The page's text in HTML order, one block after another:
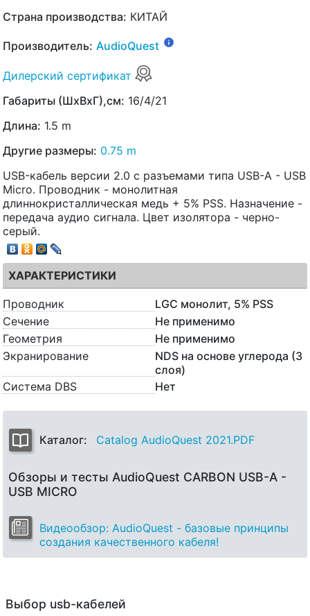
Страна производства: КИТАЙ
Производитель: AudioQuest
Дилерский сертификат
Габариты (ШхВхГ),см: 16/4/21
Длина: 1.5 m
Другие размеры: 0.75 m
USB-кабель версии 2.0 с разъемами типа USB-A - USB
Micro. Проводник - монолитная
длиннокристаллическая медь + 5% PSS. Назначение -
передача аудио сигнала. Цвет изолятора - черно-
серый.
ХАРАКТЕРИСТИКИ
Проводник
LGC монолит, 5% PSS
Сечение
Не применимо
Геометрия
Не применимо
Экранирование
NDS на основе углерода (3
слоя)
Система DBS
Нет
Каталог: Catalog AudioQuest 2021.PDF
Обзоры и тесты AudioQuest CARBON USB-A -
USB MICRO
Видеообзор: AudioQuest - базовые принципы
создания качественного кабеля!
Выбор usb-кабелей